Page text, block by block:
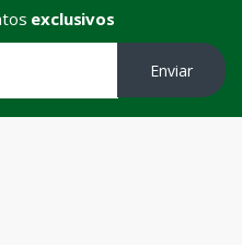
exclusivos
Enviar